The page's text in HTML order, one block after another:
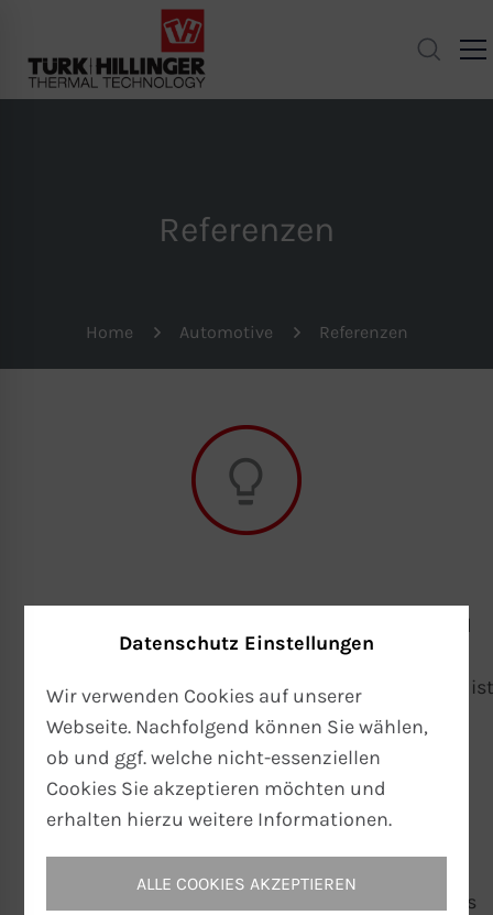
Referenzen
Home Automotive Referenzen
Den aktuellen Umbruch und die Forschung- und
Entwicklungsprojekte der OEM erfordern
Kompetenzen und Erfahrung der Zulieferer. T+H ist
als Entwicklungs- und Systempartner in
zahlreichen Projekten involviert und steht im
engen Austausch mit den
Entwicklungsabteilungen beim Automotive-
Was können wir für Sie tun? Nehmen Sie mit uns
Datenschutz Einstellungen
Wir verwenden Cookies auf unserer
Webseite. Nachfolgend können Sie wählen,
ob und ggf. welche nicht-essenziellen
Cookies Sie akzeptieren möchten und
erhalten hierzu weitere Informationen.
ALLE COOKIES AKZEPTIEREN